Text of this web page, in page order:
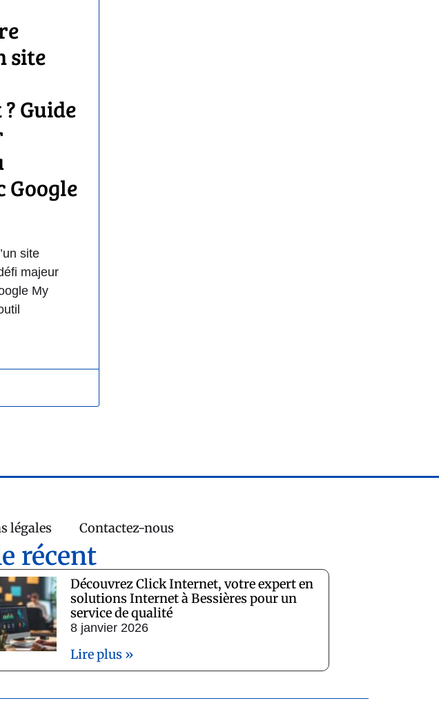
site
Guide
site
majeur
My
légales Contactez-nous
récent
Découvrez Click Internet, votre expert en
solutions Internet à Bessières pour un
service de qualité
8 janvier 2026
Lire plus »